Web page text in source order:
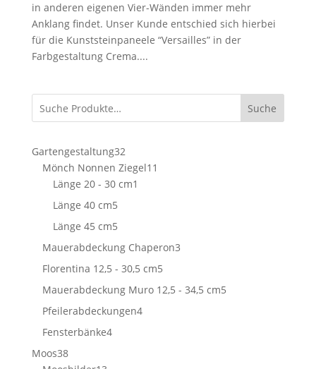
in anderen eigenen Vier-Wänden immer mehr
Anklang findet. Unser Kunde entschied sich hierbei
für die Kunststeinpaneele “Versailles” in der
Farbgestaltung Crema....
Suche
Gartengestaltung3232
Produkte
Mönch Nonnen Ziegel11
Länge 20 - 30 cm1
Länge 40 cm55
Produkte
Länge 45 cm55
Produkte
Mauerabdeckung Chaperon33
Florentina 12,5 - 30,5 cm55
Produkte
Mauerabdeckung Muro 12,5 - 34,5 cm55
Pfeilerabdeckungen44
Fensterbänke44
Moos3838